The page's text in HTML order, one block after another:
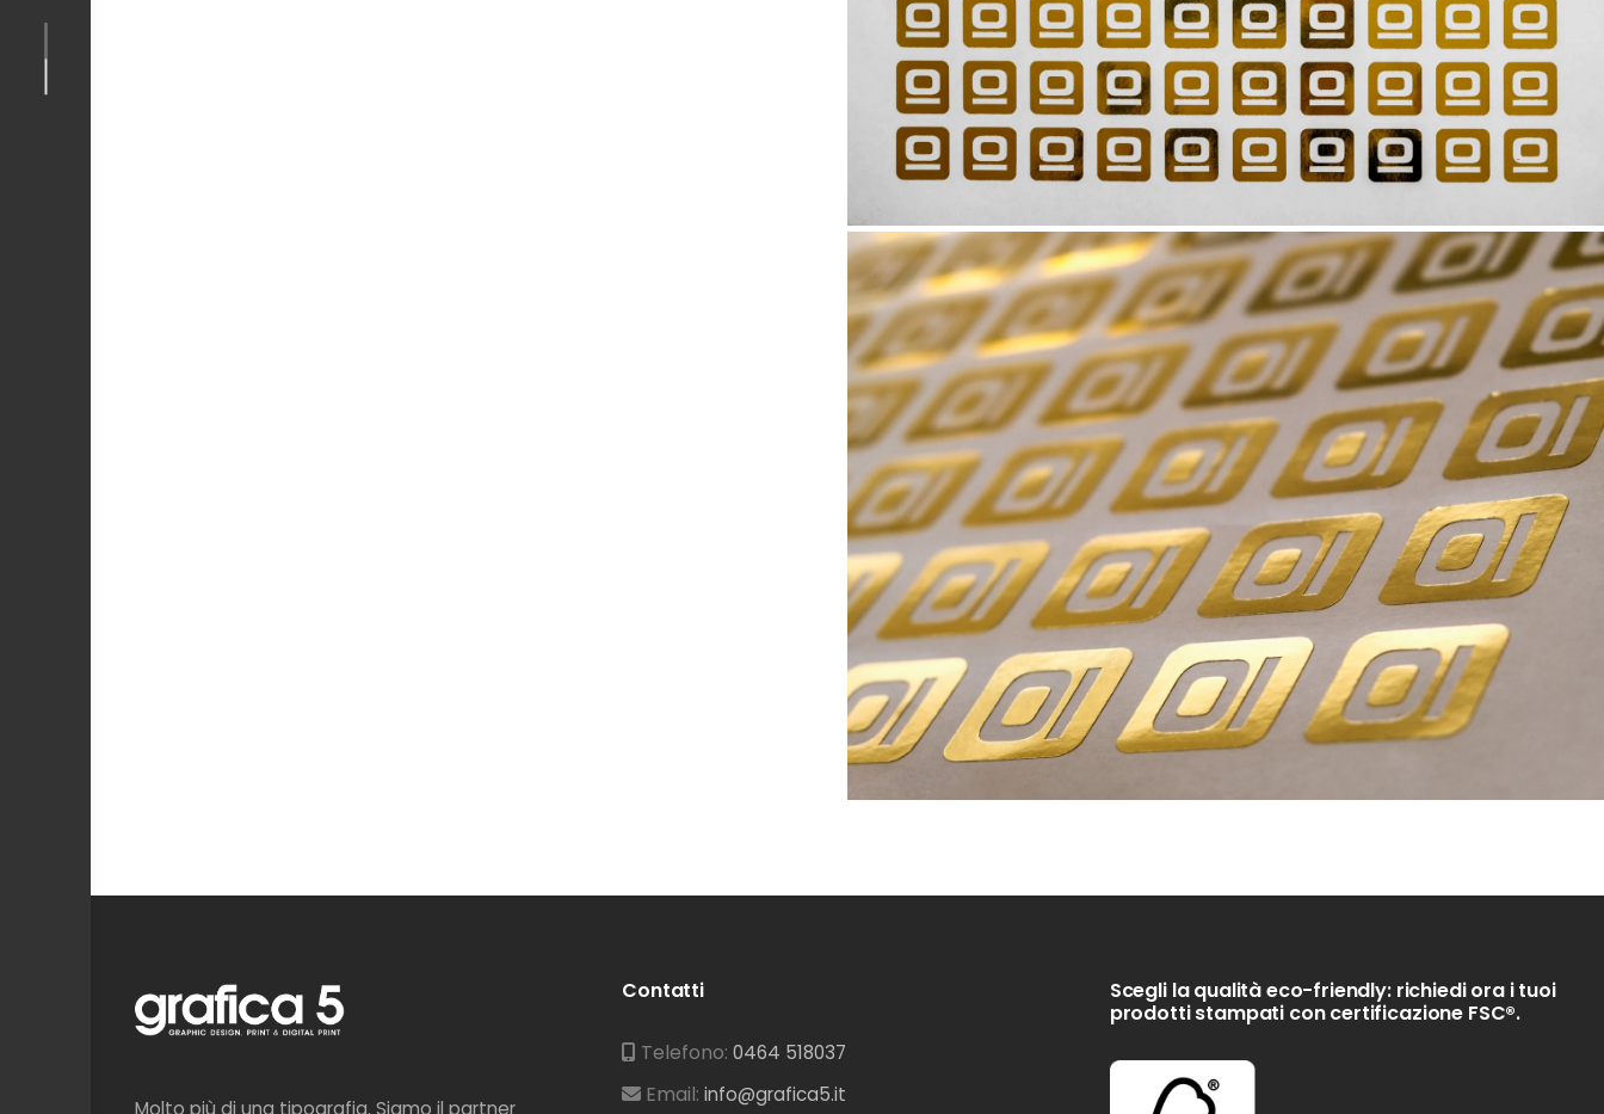
Molto più di una tipografia. Siamo il partner
Contatti
Telefono:0464 518037
Email:info@grafica5.it
Scegli la qualità eco-friendly: richiedi ora i tuoi
prodotti stampati con certificazione FSC®.